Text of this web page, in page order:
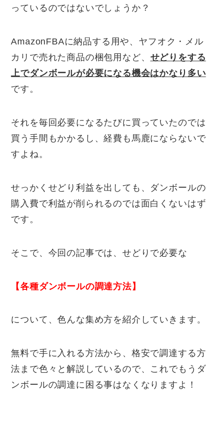
っているのではないでしょうか？
AmazonFBAに納品する用や、ヤフオク・メル
カリで売れた商品の梱包用など、 せどりをする
上でダンボールが必要になる機会はかなり多い
です。
それを毎回必要になるたびに買っていたのでは
買う手間もかかるし、経費も馬鹿にならないで
すよね。
せっかくせどり利益を出しても、ダンボールの
購入費で利益が削られるのでは面白くないはず
です。
そこで、今回の記事では、せどりで必要な
【各種ダンボールの調達方法】
について、色んな集め方を紹介していきます。
無料で手に入れる方法から、格安で調達する方
法まで色々と解説しているので、これでもうダ
ンボールの調達に困る事はなくなりますよ！